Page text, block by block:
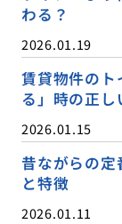
わる？
2026.01.19
賃貸物件の
る」時の正し
2026.01.15
昔ながらの
と特徴
2026.01.11